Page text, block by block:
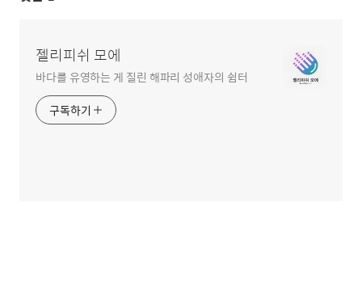
젤리피쉬 모에
바다를 유영하는 게 질린 해파리 성애자의 쉼터
구독하기